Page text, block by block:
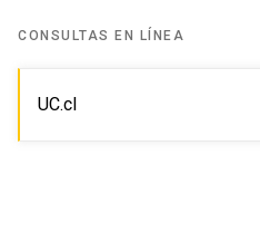
CONSULTAS EN LÍNEA
UC.cl